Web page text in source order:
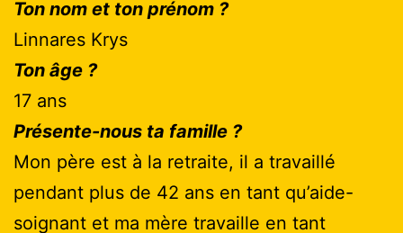
Ton nom et ton prénom ?
Linnares Krys
Ton âge ?
17 ans
Présente-nous ta famille ?
Mon père est à la retraite, il a travaillé
pendant plus de 42 ans en tant qu’aide-
soignant et ma mère travaille en tant